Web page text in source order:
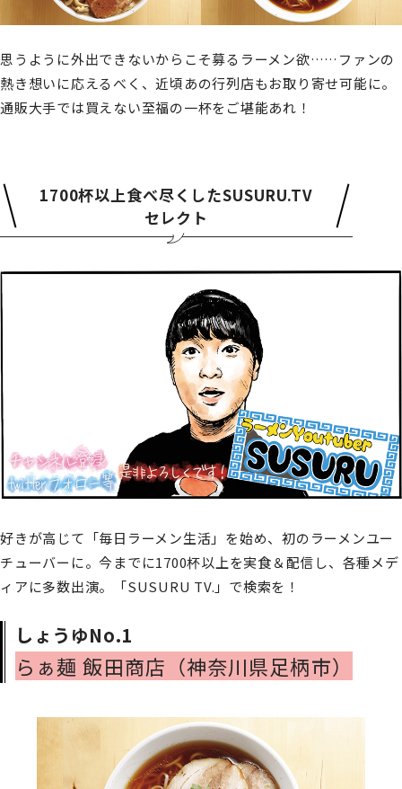
思うように外出できないからこそ募るラーメン欲……ファンの
熱き想いに応えるべく、近頃あの行列店もお取り寄せ可能に。
通販大手では買えない至福の一杯をご堪能あれ！
1700杯以上食べ尽くしたSUSURU.TV
セレクト
好きが高じて「毎日ラーメン生活」を始め、初のラーメンユー
チューバーに。今までに1700杯以上を実食＆配信し、各種メデ
ィアに多数出演。「SUSURU TV.」で検索を！
しょうゆNo.1
らぁ麺 飯田商店（神奈川県足柄市）